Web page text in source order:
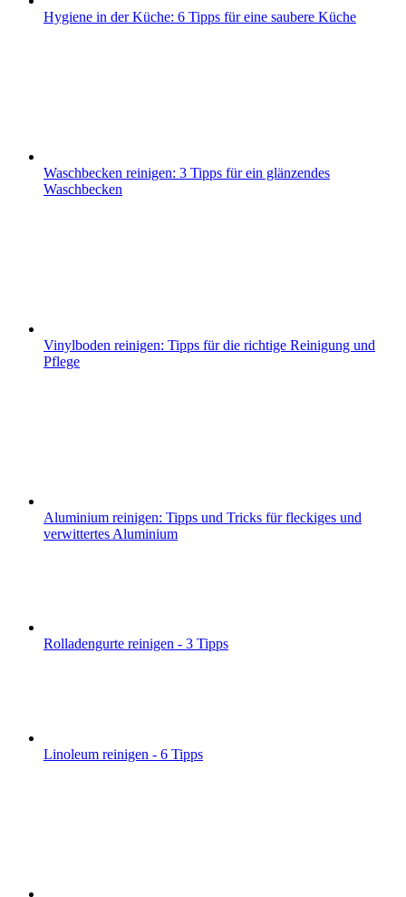
Hygiene in der Küche: 6 Tipps für eine saubere Küche
Waschbecken reinigen: 3 Tipps für ein glänzendes
Waschbecken
Vinylboden reinigen: Tipps für die richtige Reinigung und
Pflege
Aluminium reinigen: Tipps und Tricks für fleckiges und
verwittertes Aluminium
Rolladengurte reinigen - 3 Tipps
Linoleum reinigen - 6 Tipps